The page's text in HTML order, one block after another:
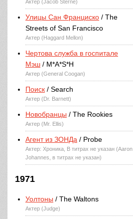
Актер (Jacob Sterne)
Улицы Сан Франциско / The
Streets of San Francisco
Актер (Haggard Mellon)
Чертова служба в госпитале
Мэш / M*A*S*H
Актер (General Coogan)
Поиск / Search
Актер (Dr. Barnett)
Новобранцы / The Rookies
Актер (Mr. Ellis)
Агент из ЗОНДа / Probe
Актер: Хроника, В титрах не указан (Aaron
Johannes, в титрах не указан)
1971
Уолтоны / The Waltons
Актер (Judge)